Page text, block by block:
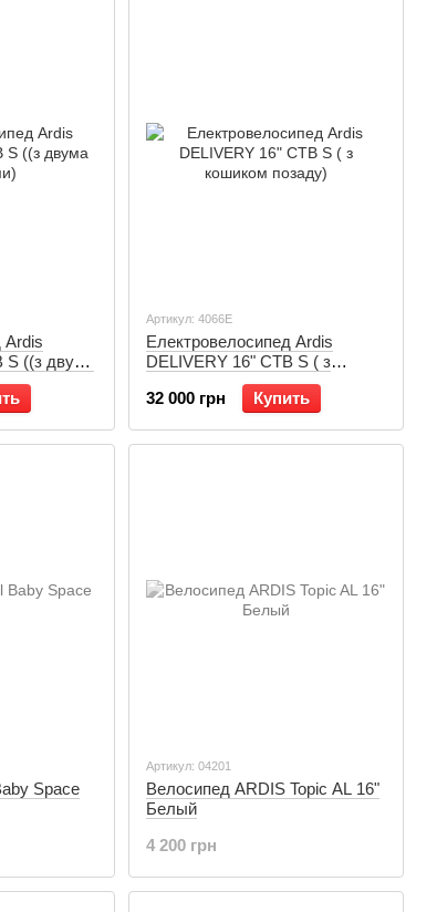
Ardis
S ((з двума
Артикул: 4066Е
Електровелосипед Ardis
DELIVERY 16" CTB S ( з
кошиком позаду)
32 000 грн
Купить
Space
Артикул: 04201
Велосипед ARDIS Topic AL 16"
Белый
4 200 грн